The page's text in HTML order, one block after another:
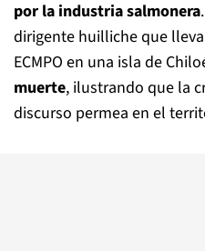
por la industria salmonera
dirigente huilliche que
ECMPO en una isla de
muerte, ilustrando que la
discurso permea en el